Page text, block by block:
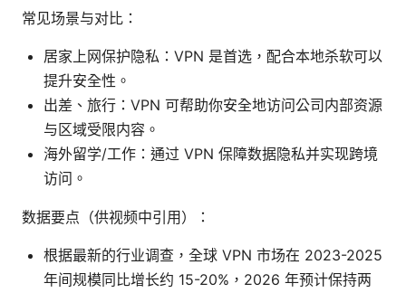
常见场景与对比：
居家上网保护隐私：VPN 是首选，配合本地杀软可以
提升安全性。
出差、旅行：VPN 可帮助你安全地访问公司内部资源
与区域受限内容。
海外留学/工作：通过 VPN 保障数据隐私并实现跨境
访问。
数据要点（供视频中引用）：
根据最新的行业调查，全球 VPN 市场在 2023-2025
年间规模同比增长约 15-20%，2026 年预计保持两